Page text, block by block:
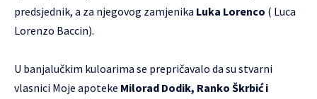
predsjednik, a za njegovog zamjenika Luka Lorenco ( Luca
Lorenzo Baccin).
U banjalučkim kuloarima se prepričavalo da su stvarni
vlasnici Moje apoteke Milorad Dodik, Ranko Škrbić i